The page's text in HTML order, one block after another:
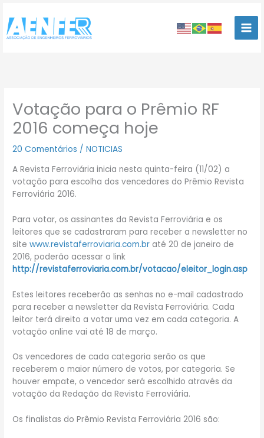
para
conteúdo
Votação para o Prêmio RF
2016 começa hoje
20 Comentários /NOTICIAS
A Revista Ferroviária inicia nesta quinta-feira (11/02) a
votação para escolha dos vencedores do Prêmio Revista
Ferroviária 2016.
Para votar, os assinantes da Revista Ferroviária e os
leitores que se cadastraram para receber a newsletter no
sitewww.revistaferroviaria.com.br até 20 de janeiro de
2016, poderão acessar o link
http://revistaferroviaria.com.br/votacao/eleitor_login.asp
Estes leitores receberão as senhas no e-mail cadastrado
para receber a newsletter da Revista Ferroviária. Cada
leitor terá direito a votar uma vez em cada categoria. A
votação online vai até 18 de março.
Os vencedores de cada categoria serão os que
receberem o maior número de votos, por categoria. Se
houver empate, o vencedor será escolhido através da
votação da Redação da Revista Ferroviária.
Os finalistas do Prêmio Revista Ferroviária 2016 são: